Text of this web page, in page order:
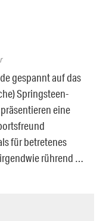
gespannt auf das
Springsteen-
eine
für betretenes
rührend …